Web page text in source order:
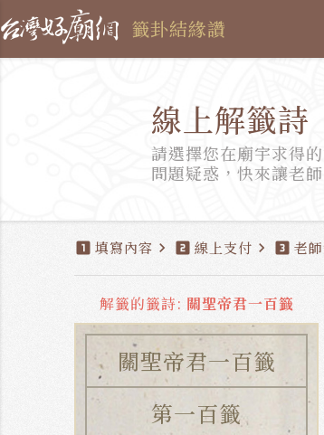
籤卦結緣讚
線上解籤詩
請選擇您在廟宇求得
問題疑惑，快來讓老
looks_one 填寫內容 chevron_right looks_two 線上支付 chevron_right looks_3 老
解籤的籤詩: 關聖帝君一百籤
關聖帝君一百籤
第一百籤